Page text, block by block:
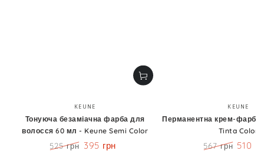
Бренд:
KEUNE
Тонуюча безаміачна фарба для
волосся 60 мл - Keune Semi Color
525 грн 395 грн
KEUNE
Перманентна крем-фарба
Tinta Color
567 грн 510